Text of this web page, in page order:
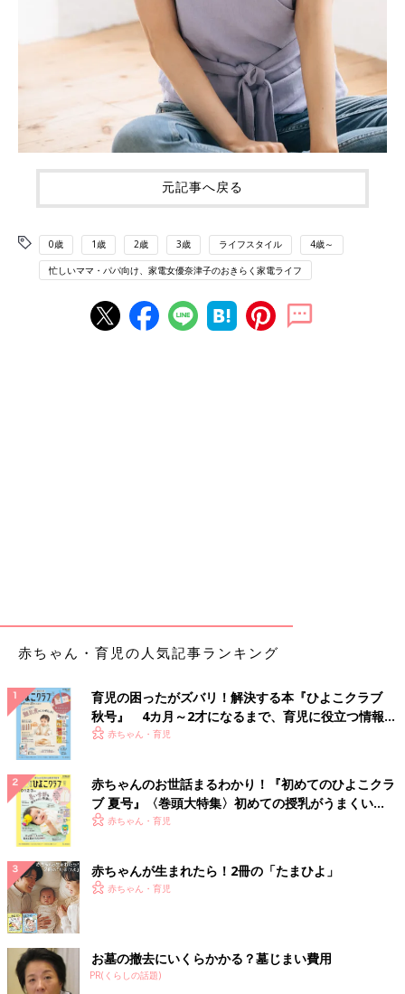
元記事へ戻る
0歳 1歳 2歳 3歳 ライフスタイル 4歳～
忙しいママ・パパ向け、家電女優奈津子のおきらく家電ライフ
赤ちゃん・育児の人気記事ランキング
育児の困ったがズバリ！解決する本『ひよこクラブ
秋号』 4カ月～2才になるまで、育児に役立つ情報が
いっぱい！
赤ちゃん・育児
赤ちゃんのお世話まるわかり！『初めてのひよこクラ
ブ 夏号』〈巻頭大特集〉初めての授乳がうまくい
く！ おっぱい・ミルクの基本と夏のトラブル 解決テ
赤ちゃん・育児
赤ちゃんが生まれたら！2冊の「たまひよ」
赤ちゃん・育児
お墓の撤去にいくらかかる？墓じまい費用
PR(くらしの話題)